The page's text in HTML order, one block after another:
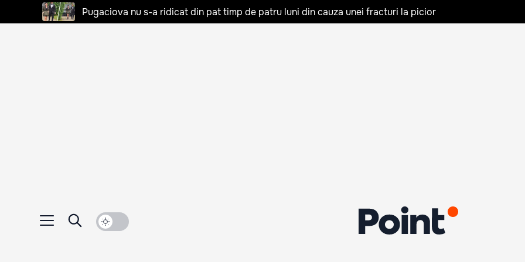
Pugaciova nu s-a ridicat din pat timp de patru luni din cauza unei fracturi la picior